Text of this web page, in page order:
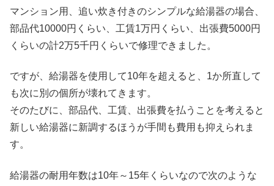
マンション用、追い炊き付きのシンプルな給湯器の場合、
部品代10000円くらい、工賃1万円くらい、出張費5000円
くらいの計2万5千円くらいで修理できました。
ですが、給湯器を使用して10年を超えると、1か所直して
も次に別の個所が壊れてきます。
そのたびに、部品代、工賃、出張費を払うことを考えると
新しい給湯器に新調するほうが手間も費用も抑えられま
す。
給湯器の耐用年数は10年～15年くらいなので次のような